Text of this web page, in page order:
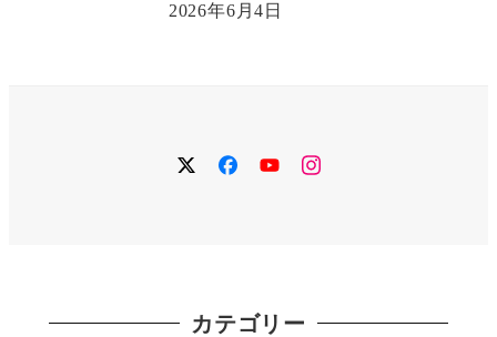
2026年6月4日
twitterfacebook
YouTubeinstagram
カテゴリー